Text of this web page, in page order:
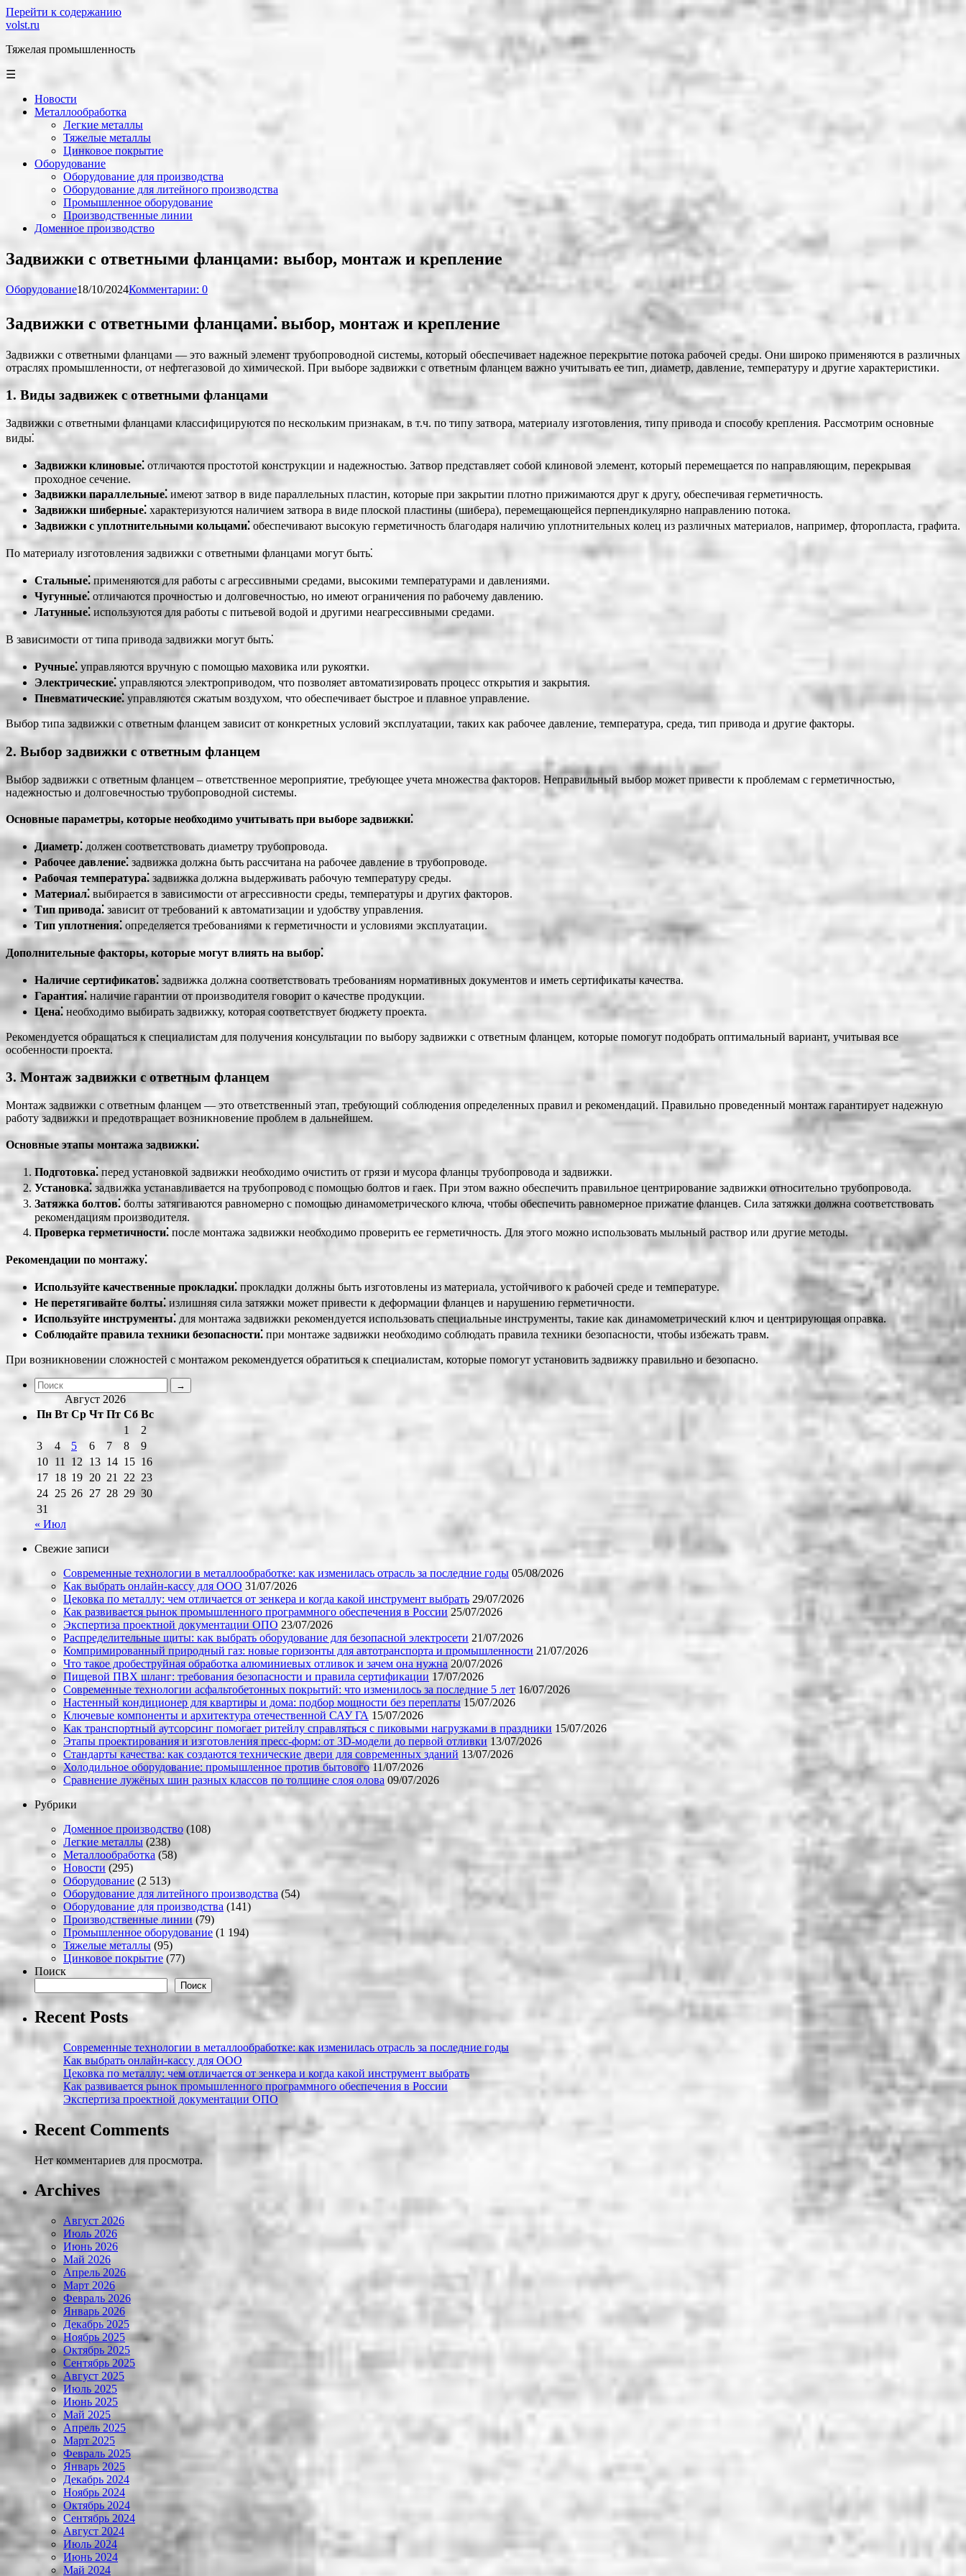
Перейти к содержанию
volst.ru
Тяжелая промышленность
☰
Новости
Металлообработка
Легкие металлы
Тяжелые металлы
Цинковое покрытие
Оборудование
Оборудование для производства
Оборудование для литейного производства
Промышленное оборудование
Производственные линии
Доменное производство
Задвижки с ответными фланцами: выбор, монтаж и крепление
Оборудование18/10/2024Комментарии: 0
Задвижки с ответными фланцами⁚ выбор, монтаж и крепление
Задвижки с ответными фланцами ― это важный элемент трубопроводной системы, который обеспечивает надежное перекрытие потока рабочей среды. Они широко применяются в различных
отраслях промышленности, от нефтегазовой до химической. При выборе задвижки с ответным фланцем важно учитывать ее тип, диаметр, давление, температуру и другие характеристики.
1. Виды задвижек с ответными фланцами
Задвижки с ответными фланцами классифицируются по нескольким признакам, в т.ч. по типу затвора, материалу изготовления, типу привода и способу крепления. Рассмотрим основные
виды⁚
Задвижки клиновые⁚ отличаются простотой конструкции и надежностью. Затвор представляет собой клиновой элемент, который перемещается по направляющим, перекрывая
проходное сечение.
Задвижки параллельные⁚ имеют затвор в виде параллельных пластин, которые при закрытии плотно прижимаются друг к другу, обеспечивая герметичность.
Задвижки шиберные⁚ характеризуются наличием затвора в виде плоской пластины (шибера), перемещающейся перпендикулярно направлению потока.
Задвижки с уплотнительными кольцами⁚ обеспечивают высокую герметичность благодаря наличию уплотнительных колец из различных материалов, например, фторопласта, графита.
По материалу изготовления задвижки с ответными фланцами могут быть⁚
Стальные⁚применяются для работы с агрессивными средами, высокими температурами и давлениями.
Чугунные⁚ отличаются прочностью и долговечностью, но имеют ограничения по рабочему давлению.
Латунные⁚ используются для работы с питьевой водой и другими неагрессивными средами.
В зависимости от типа привода задвижки могут быть⁚
Ручные⁚ управляются вручную с помощью маховика или рукоятки.
Электрические⁚ управляются электроприводом, что позволяет автоматизировать процесс открытия и закрытия.
Пневматические⁚ управляются сжатым воздухом, что обеспечивает быстрое и плавное управление.
Выбор типа задвижки с ответным фланцем зависит от конкретных условий эксплуатации, таких как рабочее давление, температура, среда, тип привода и другие факторы.
2. Выбор задвижки с ответным фланцем
Выбор задвижки с ответным фланцем ‒ ответственное мероприятие, требующее учета множества факторов. Неправильный выбор может привести к проблемам с герметичностью,
надежностью и долговечностью трубопроводной системы.
Основные параметры, которые необходимо учитывать при выборе задвижки⁚
Диаметр⁚ должен соответствовать диаметру трубопровода.
Рабочее давление⁚ задвижка должна быть рассчитана на рабочее давление в трубопроводе.
Рабочая температура⁚задвижка должна выдерживать рабочую температуру среды.
Материал⁚ выбирается в зависимости от агрессивности среды, температуры и других факторов.
Тип привода⁚ зависит от требований к автоматизации и удобству управления.
Тип уплотнения⁚ определяется требованиями к герметичности и условиями эксплуатации.
Дополнительные факторы, которые могут влиять на выбор⁚
Наличие сертификатов⁚ задвижка должна соответствовать требованиям нормативных документов и иметь сертификаты качества.
Гарантия⁚ наличие гарантии от производителя говорит о качестве продукции.
Цена⁚ необходимо выбирать задвижку, которая соответствует бюджету проекта.
Рекомендуется обращаться к специалистам для получения консультации по выбору задвижки с ответным фланцем, которые помогут подобрать оптимальный вариант, учитывая все
особенности проекта.
3. Монтаж задвижки с ответным фланцем
Монтаж задвижки с ответным фланцем ― это ответственный этап, требующий соблюдения определенных правил и рекомендаций. Правильно проведенный монтаж гарантирует надежную
работу задвижки и предотвращает возникновение проблем в дальнейшем.
Основные этапы монтажа задвижки⁚
Подготовка⁚ перед установкой задвижки необходимо очистить от грязи и мусора фланцы трубопровода и задвижки.
Установка⁚ задвижка устанавливается на трубопровод с помощью болтов и гаек. При этом важно обеспечить правильное центрирование задвижки относительно трубопровода.
Затяжка болтов⁚ болты затягиваются равномерно с помощью динамометрического ключа, чтобы обеспечить равномерное прижатие фланцев. Сила затяжки должна соответствовать
рекомендациям производителя.
Проверка герметичности⁚ после монтажа задвижки необходимо проверить ее герметичность. Для этого можно использовать мыльный раствор или другие методы.
Рекомендации по монтажу⁚
Используйте качественные прокладки⁚ прокладки должны быть изготовлены из материала, устойчивого к рабочей среде и температуре.
Не перетягивайте болты⁚ излишняя сила затяжки может привести к деформации фланцев и нарушению герметичности.
Используйте инструменты⁚ для монтажа задвижки рекомендуется использовать специальные инструменты, такие как динамометрический ключ и центрирующая оправка.
Соблюдайте правила техники безопасности⁚ при монтаже задвижки необходимо соблюдать правила техники безопасности, чтобы избежать травм.
При возникновении сложностей с монтажом рекомендуется обратиться к специалистам, которые помогут установить задвижку правильно и безопасно.
Август 2026
Пн Вт Ср Чт Пт Сб Вс
1
2
3
4 5 6 7 8
9
10 11 12 13 14 15 16
17 18 19 20 21 22 23
24 25 26 27 28 29 30
31
« Июл
Свежие записи
Современные технологии в металлообработке: как изменилась отрасль за последние годы 05/08/2026
Как выбрать онлайн-кассу для ООО 31/07/2026
Цековка по металлу: чем отличается от зенкера и когда какой инструмент выбрать 29/07/2026
Как развивается рынок промышленного программного обеспечения в России 25/07/2026
Экспертиза проектной документации ОПО 23/07/2026
Распределительные щиты: как выбрать оборудование для безопасной электросети 21/07/2026
Компримированный природный газ: новые горизонты для автотранспорта и промышленности 21/07/2026
Что такое дробеструйная обработка алюминиевых отливок и зачем она нужна 20/07/2026
Пищевой ПВХ шланг: требования безопасности и правила сертификации 17/07/2026
Современные технологии асфальтобетонных покрытий: что изменилось за последние 5 лет 16/07/2026
Настенный кондиционер для квартиры и дома: подбор мощности без переплаты 15/07/2026
Ключевые компоненты и архитектура отечественной САУ ГА 15/07/2026
Как транспортный аутсорсинг помогает ритейлу справляться с пиковыми нагрузками в праздники 15/07/2026
Этапы проектирования и изготовления пресс-форм: от 3D-модели до первой отливки 13/07/2026
Стандарты качества: как создаются технические двери для современных зданий 13/07/2026
Холодильное оборудование: промышленное против бытового 11/07/2026
Сравнение лужёных шин разных классов по толщине слоя олова 09/07/2026
Рубрики
Доменное производство (108)
Легкие металлы (238)
Металлообработка (58)
Новости(295)
Оборудование (2 513)
Оборудование для литейного производства (54)
Оборудование для производства (141)
Производственные линии (79)
Промышленное оборудование (1 194)
Тяжелые металлы (95)
Цинковое покрытие (77)
Поиск
Поиск
Recent Posts
Современные технологии в металлообработке: как изменилась отрасль за последние годы
Как выбрать онлайн-кассу для ООО
Цековка по металлу: чем отличается от зенкера и когда какой инструмент выбрать
Как развивается рынок промышленного программного обеспечения в России
Экспертиза проектной документации ОПО
Recent Comments
Нет комментариев для просмотра.
Archives
Август 2026
Июль 2026
Июнь 2026
Май 2026
Апрель 2026
Март 2026
Февраль 2026
Январь 2026
Декабрь 2025
Ноябрь 2025
Октябрь 2025
Сентябрь 2025
Август 2025
Июль 2025
Июнь 2025
Май 2025
Апрель 2025
Март 2025
Февраль 2025
Январь 2025
Декабрь 2024
Ноябрь 2024
Октябрь 2024
Сентябрь 2024
Август 2024
Июль 2024
Июнь 2024
Май 2024